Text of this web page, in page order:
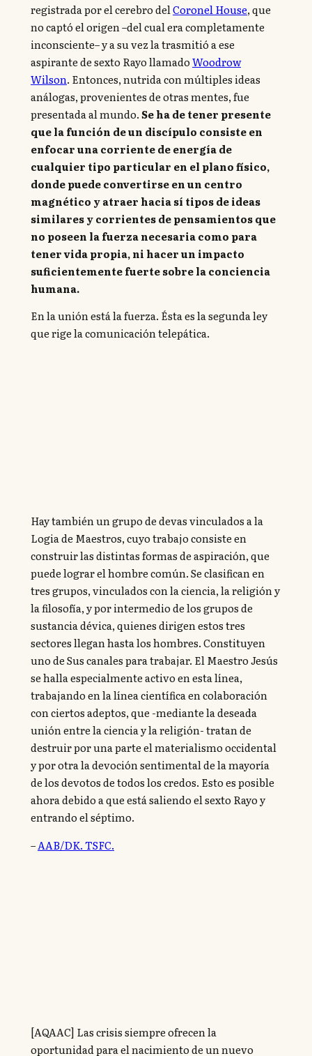
registrada por el cerebro delCoronel House, que
no captó el origen –del cual era completamente
inconsciente– y a su vez la trasmitió a ese
aspirante de sexto Rayo llamadoWoodrow
Wilson. Entonces, nutrida con múltiples ideas
análogas, provenientes de otras mentes, fue
presentada al mundo.Se ha de tener presente
que la función de un discípulo consiste en
enfocar una corriente de energía de
cualquier tipo particular en el plano físico,
donde puede convertirse en un centro
magnético y atraer hacia sí tipos de ideas
similares y corrientes de pensamientos que
no poseen la fuerza necesaria como para
tener vida propia, ni hacer un impacto
suficientemente fuerte sobre la conciencia
humana.
En la unión está la fuerza. Ésta es la segunda ley
que rige la comunicación telepática.
Hay también un grupo de devas vinculados a la
Logia de Maestros, cuyo trabajo consiste en
construir las distintas formas de aspiración, que
puede lograr el hombre común. Se clasifican en
tres grupos, vinculados con la ciencia, la religión y
la filosofía, y por intermedio de los grupos de
sustancia dévica, quienes dirigen estos tres
sectores llegan hasta los hombres. Constituyen
uno de Sus canales para trabajar. El Maestro Jesús
se halla especialmente activo en esta línea,
trabajando en la línea científica en colaboración
con ciertos adeptos, que -mediante la deseada
unión entre la ciencia y la religión- tratan de
destruir por una parte el materialismo occidental
y por otra la devoción sentimental de la mayoría
de los devotos de todos los credos. Esto es posible
ahora debido a que está saliendo el sexto Rayo y
entrando el séptimo.
–AAB/DK. TSFC.
[AQAAC] Las crisis siempre ofrecen la
oportunidad para el nacimiento de un nuevo